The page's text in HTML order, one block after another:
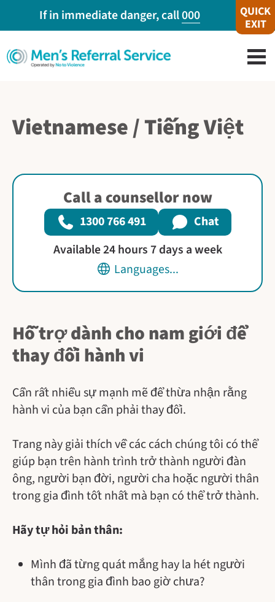
If in immediate danger, call000
QUICK
EXIT
Vietnamese / Tiếng Việt
Call a counsellor now
1300 766 491
Chat
Available 24 hours 7 days a week
Languages...
Hỗ trợ dành cho nam giới để
thay đổi hành vi
Cần rất nhiều sự mạnh mẽ để thừa nhận rằng
hành vi của bạn cần phải thay đổi.
Trang này giải thích về các cách chúng tôi có thể
giúp bạn trên hành trình trở thành người đàn
ông, người bạn đời, người cha hoặc người thân
trong gia đình tốt nhất mà bạn có thể trở thành.
Hãy tự hỏi bản thân:
Mình đã từng quát mắng hay la hét người
thân trong gia đình bao giờ chưa?